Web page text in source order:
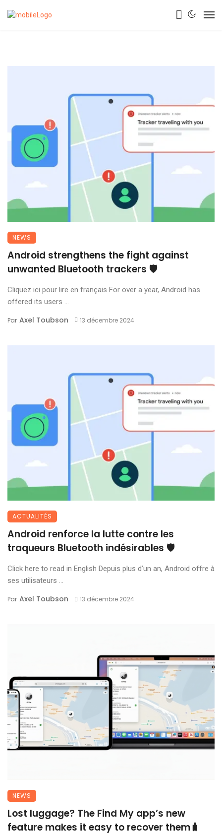
NEWS
Android strengthens the fight against
unwanted Bluetooth trackers 🛡️
Cliquez ici pour lire en français For over a year, Android has
offered its users ...
Par Axel Toubson 13 décembre 2024
ACTUALITÉS
Android renforce la lutte contre les
traqueurs Bluetooth indésirables 🛡️
Click here to read in English Depuis plus d’un an, Android offre à
ses utilisateurs ...
Par Axel Toubson 13 décembre 2024
NEWS
Lost luggage? The Find My app’s new
feature makes it easy to recover them🧳